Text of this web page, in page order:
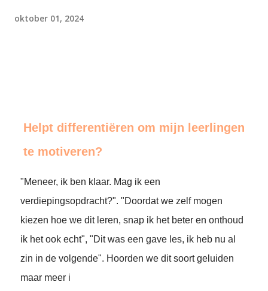
oktober 01, 2024
Helpt differentiëren om mijn leerlingen
te motiveren?
"Meneer, ik ben klaar. Mag ik een
verdiepingsopdracht?". "Doordat we zelf mogen
kiezen hoe we dit leren, snap ik het beter en onthoud
ik het ook echt", "Dit was een gave les, ik heb nu al
zin in de volgende". Hoorden we dit soort geluiden
maar meer i